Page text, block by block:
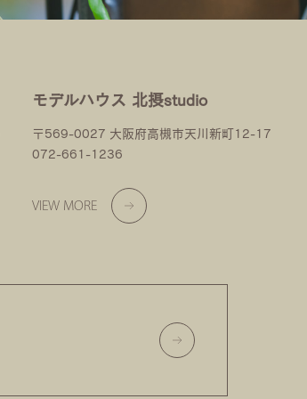
モデルハウス 北摂studio
〒569-0027 大阪府高槻市天川新町12-17
072-661-1236
VIEW MORE